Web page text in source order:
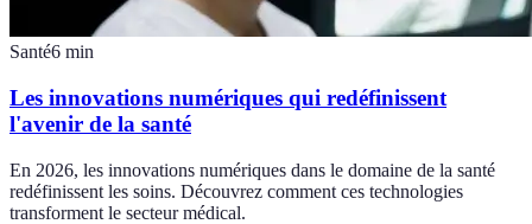
Santé6 min
Les innovations numériques qui redéfinissent
l'avenir de la santé
En 2026, les innovations numériques dans le domaine de la santé
redéfinissent les soins. Découvrez comment ces technologies
transforment le secteur médical.